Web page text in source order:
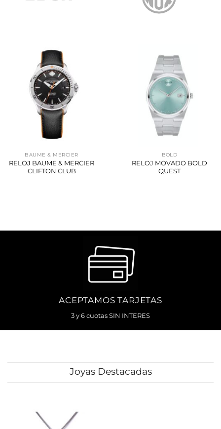
BAUME & MERCIER
RELOJ BAUME & MERCIER
CLIFTON CLUB
BOLD
RELOJ MOVADO BOLD
QUEST
ACEPTAMOS TARJETAS
3 y 6 cuotas SIN INTERES
Joyas Destacadas